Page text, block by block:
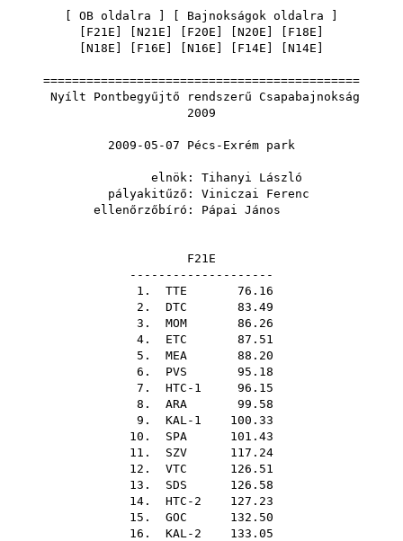
OB oldalra Bajnokságok oldalra
F21E N21E F20E N20E F18E
N18E F16E N16E F14E N14E
============================================
Nyílt Pontbegyűjtő rendszerű Csapabajnokság
2009
2009-05-07 Pécs-Exrém park
elnök: Tihanyi László
pályakitűző: Viniczai Ferenc
ellenőrzőbíró: Pápai János
F21E
--------------------
1. TTE 76.16
2. DTC 83.49
3. MOM 86.26
4. ETC 87.51
5. MEA 88.20
6. PVS 95.18
7. HTC-1 96.15
8. ARA 99.58
9. KAL-1 100.33
10. SPA 101.43
11. SZV 117.24
12. VTC 126.51
13. SDS 126.58
14. HTC-2 127.23
15. GOC 132.50
16. KAL-2 133.05